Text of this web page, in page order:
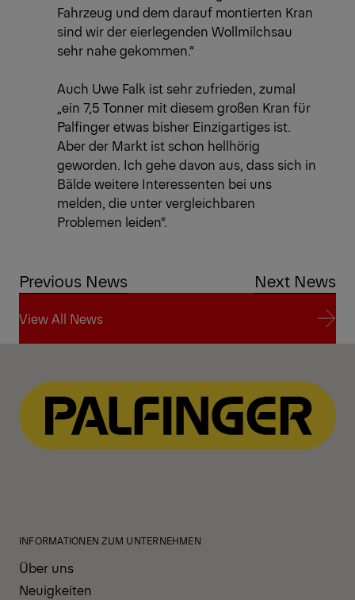
Fahrzeug und dem darauf montierten Kran
sind wir der eierlegenden Wollmilchsau
sehr nahe gekommen.“
Auch Uwe Falk ist sehr zufrieden, zumal
„ein 7,5 Tonner mit diesem großen Kran für
Palfinger etwas bisher Einzigartiges ist.
Aber der Markt ist schon hellhörig
geworden. Ich gehe davon aus, dass sich in
Bälde weitere Interessenten bei uns
melden, die unter vergleichbaren
Problemen leiden“.
Previous News Next News
View All News
INFORMATIONEN ZUM UNTERNEHMEN
Über uns
Neuigkeiten